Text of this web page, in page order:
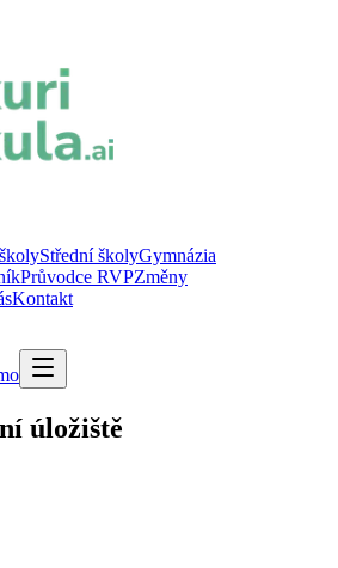
Střední školyGymnázia
Průvodce RVPZměny
Kontakt
úložiště